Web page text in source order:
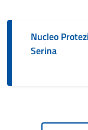
Nucleo
Serina